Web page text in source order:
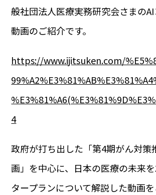
般社団法人医療実務研究会さまの
動画のご紹介です。
https://www.ijitsuken.com/
4
政府が打ち出した「第4期がん対策
画」を中心に、日本の医療の未来
タープランについて解説した動画